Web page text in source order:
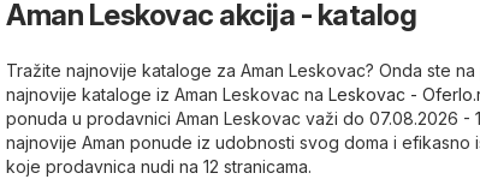
Aman Leskovac akcija - katalog
Tražite najnovije kataloge za Aman Leskovac? Onda ste
najnovije kataloge iz Aman Leskovac na Leskovac -
ponuda u prodavnici Aman Leskovac važi do 07.08.2026 -
najnovije Aman ponude iz udobnosti svog doma i efikasno
koje prodavnica nudi na 12 stranicama.